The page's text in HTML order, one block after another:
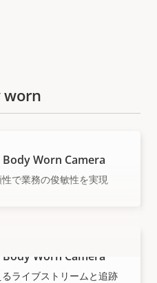
る
worn
Body Worn Camera
で業務の俊敏性を実現
Body Worn Camera
ライブストリームと追跡